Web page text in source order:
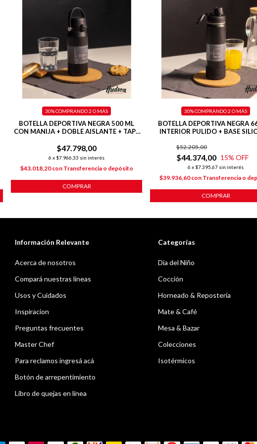
BOTELLA DEPORTIVA NEGRA 500 ML
CON MANIJA + DOBLE AISLANTE + TAPA
$47.798,00
6 x $7.966,33 sin interés
30%COMPRANDO 2 O MÁS
$43.018,20con Transferencia o depósito
COMPRAR
BOTELLA DEPORTIVA NEGRA
INTERIOR PULIDO + BASE
$44.374,00
$52.205,00
15% OFF
6 x $7.395,67 sin interés
30%COMPRANDO 2 O MÁS
$39.936,60con Transferencia o
COMPRAR
Información Relevante
Acerca de nosotros
Compará nuestras líneas
Usos y Cuidados
Inspiracion
Preguntas frecuentes
Master Chef
Para reclamos ingresá acá
Botón de arrepentimiento
Libro de quejas en línea
Categorías
Dia del Niño
Cocción
Horneado & Repostería
Mate & Café
Mesa & Bazar
Colecciones
Isotérmicos